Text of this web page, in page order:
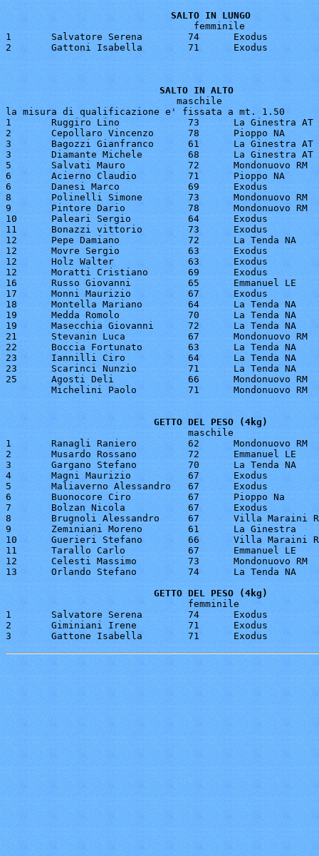
SALTO IN LUNGO
                                 femminile
1 	Salvatore Serena	74	Exodus			3.90
2 	Gattoni Isabella	71	Exodus			3.35
SALTO IN ALTO
                              maschile
la misura di qualificazione e' fissata a mt. 1.50
1 	Ruggiro Lino		73	La Ginestra AT		1.50
2 	Cepollaro Vincenzo	78	Pioppo NA		1.50
3 	Bagozzi Gianfranco	61	La Ginestra AT		1.50
3 	Diamante Michele	68	La Ginestra AT		1.50
5 	Salvati Mauro		72	Mondonuovo RM		1.50
6 	Acierno Claudio		71	Pioppo NA		1.45
6 	Danesi Marco		69	Exodus			1.45
8 	Polinelli Simone	73	Mondonuovo RM		1.45
9 	Pintore Dario		78	Mondonuovo RM		1.45
10 	Paleari Sergio		64	Exodus			1.40
11 	Bonazzi vittorio	73	Exodus			1.40
12 	Pepe Damiano		72	La Tenda NA		1.35
12 	Movre Sergio		63	Exodus			1.35
12 	Holz Walter		63	Exodus			1.35
12 	Moratti Cristiano	69	Exodus			1.35
16 	Russo Giovanni		65	Emmanuel LE		1.35
17 	Monni Maurizio		67	Exodus			1.35
18 	Montella Mariano	64	La Tenda NA		1.30
19 	Medda Romolo		70	La Tenda NA		1.30
19 	Masecchia Giovanni	72	La Tenda NA		1.30
21 	Stevanin Luca		67	Mondonuovo RM		1.30
22 	Boccia Fortunato	63	La Tenda NA		1.30
23 	Iannilli Ciro		64	La Tenda NA		1.25
23 	Scarinci Nunzio		71	La Tenda NA		1.25
25 	Agosti Deli		66	Mondonuovo RM		1.20
GETTO DEL PESO (4kg)
                                maschile
1 	Ranagli Raniero		62	Mondonuovo RM		13.30
2 	Musardo Rossano		72	Emmanuel LE		12.10
3 	Gargano Stefano		70	La Tenda NA		12.00
4 	Magni Maurizio		67	Exodus			12.00
5 	Maliaverno Alessandro	67	Exodus			12.00
6 	Buonocore Ciro		67	Pioppo Na		11.40
7 	Bolzan Nicola		67	Exodus			11.00
8 	Brugnoli Alessandro	67	Villa Maraini RM	10.90
9 	Zeminiani Moreno	61	La Ginestra		10.85
10 	Guerieri Stefano	66	Villa Maraini RM	10.36
11 	Tarallo Carlo		67	Emmanuel LE		10.35
12 	Celesti Massimo		73	Mondonuovo RM		 9.50
13 	Orlando Stefano		74	La Tenda NA		 9.10
GETTO DEL PESO (4kg)
                                femminile
1 	Salvatore Serena	74	Exodus			 8.25
2 	Giminiani Irene		71	Exodus			 6.60